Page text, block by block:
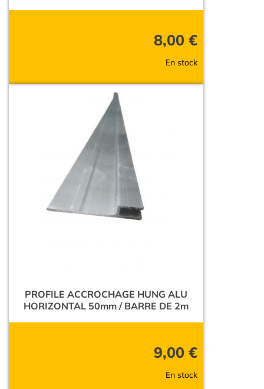
8,00 €
En stock
PROFILE ACCROCHAGE HUNG ALU
HORIZONTAL 50mm / BARRE DE 2m
9,00 €
En stock